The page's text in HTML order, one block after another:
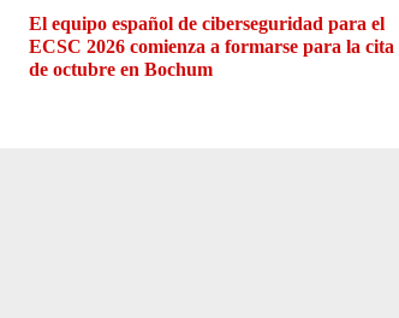
El equipo español de ciberseguridad para el
ECSC 2026 comienza a formarse para la cita
de octubre en Bochum